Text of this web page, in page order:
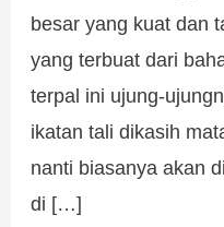
besar yang kuat dan
yang terbuat dari
terpal ini ujung-
ikatan tali dikasih
nanti biasanya akan
di […]